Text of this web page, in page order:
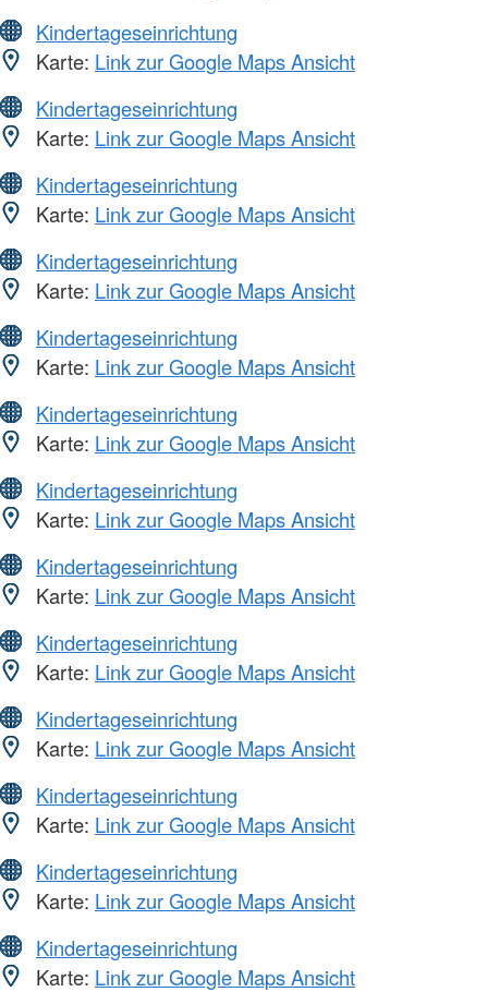
Kindertageseinrichtung
Karte: Link zur Google Maps Ansicht
Kindertageseinrichtung
Karte: Link zur Google Maps Ansicht
Kindertageseinrichtung
Karte: Link zur Google Maps Ansicht
Kindertageseinrichtung
Karte: Link zur Google Maps Ansicht
Kindertageseinrichtung
Karte: Link zur Google Maps Ansicht
Kindertageseinrichtung
Karte: Link zur Google Maps Ansicht
Kindertageseinrichtung
Karte: Link zur Google Maps Ansicht
Kindertageseinrichtung
Karte: Link zur Google Maps Ansicht
Kindertageseinrichtung
Karte: Link zur Google Maps Ansicht
Kindertageseinrichtung
Karte: Link zur Google Maps Ansicht
Kindertageseinrichtung
Karte: Link zur Google Maps Ansicht
Kindertageseinrichtung
Karte: Link zur Google Maps Ansicht
Kindertageseinrichtung
Karte: Link zur Google Maps Ansicht